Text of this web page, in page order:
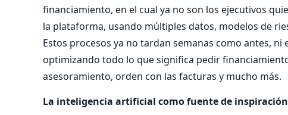
financiamiento, en el cual ya no son los ejecutivos
la plataforma, usando múltiples datos, modelos de
Estos procesos ya no tardan semanas como antes,
optimizando todo lo que significa pedir
asesoramiento, orden con las facturas y mucho más.
La inteligencia artificial como fuente de inspiración